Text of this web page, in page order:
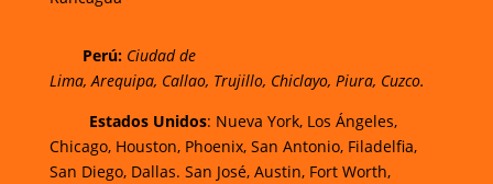
Perú: Ciudad de
Lima, Arequipa, Callao, Trujillo, Chiclayo, Piura, Cuzco.
Estados Unidos: Nueva York, Los Ángeles,
Chicago, Houston, Phoenix, San Antonio, Filadelfia,
San Diego, Dallas. San José, Austin, Fort Worth,